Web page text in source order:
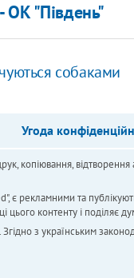
​ОК "Південь"
собаками
Угода
копіювання,
рекламними та
контенту і поділяє
з українським